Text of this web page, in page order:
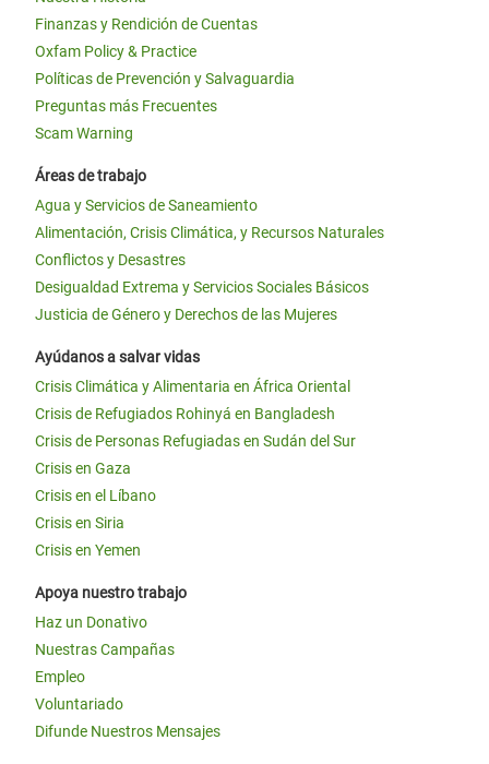
Finanzas y Rendición de Cuentas
Oxfam Policy & Practice
Políticas de Prevención y Salvaguardia
Preguntas más Frecuentes
Scam Warning
Áreas de trabajo
Agua y Servicios de Saneamiento
Alimentación, Crisis Climática, y Recursos Naturales
Conflictos y Desastres
Desigualdad Extrema y Servicios Sociales Básicos
Justicia de Género y Derechos de las Mujeres
Ayúdanos a salvar vidas
Crisis Climática y Alimentaria en África Oriental
Crisis de Refugiados Rohinyá en Bangladesh
Crisis de Personas Refugiadas en Sudán del Sur
Crisis en Gaza
Crisis en el Líbano
Crisis en Siria
Crisis en Yemen
Apoya nuestro trabajo
Haz un Donativo
Nuestras Campañas
Empleo
Voluntariado
Difunde Nuestros Mensajes